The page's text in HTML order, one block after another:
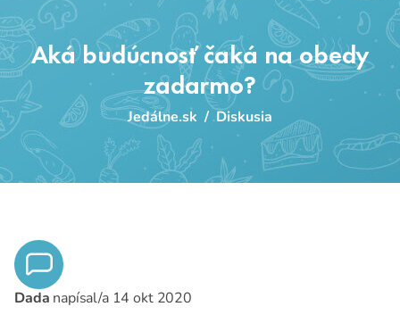
Aká budúcnosť čaká na obedy
zadarmo?
Jedálne.sk / Diskusia
Dada napísal/a 14 okt 2020